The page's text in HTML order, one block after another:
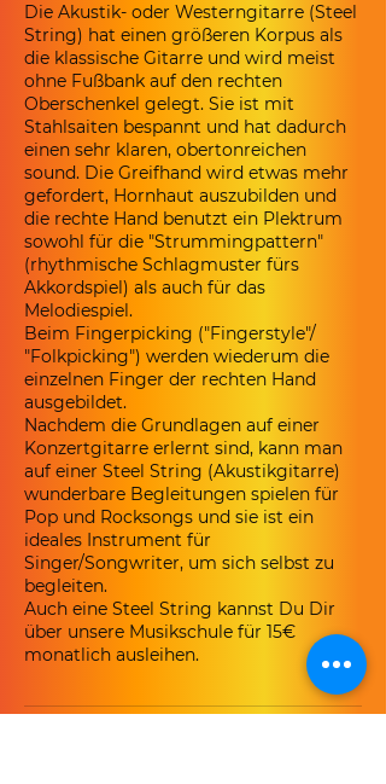
Die Akustik- oder Westerngitarre (Steel
String) hat einen größeren Korpus als
die klassische Gitarre und wird meist
ohne Fußbank auf den rechten
Oberschenkel gelegt. Sie ist mit
Stahlsaiten bespannt und hat dadurch
einen sehr klaren, obertonreichen
sound. Die Greifhand wird etwas mehr
gefordert, Hornhaut auszubilden und
die rechte Hand benutzt ein Plektrum
sowohl für die "Strummingpattern"
(rhythmische Schlagmuster fürs
Akkordspiel) als auch für das
Melodiespiel.
Beim Fingerpicking ("Fingerstyle"/
"Folkpicking") werden wiederum die
einzelnen Finger der rechten Hand
ausgebildet.
Nachdem die Grundlagen auf einer
Konzertgitarre erlernt sind, kann man
auf einer Steel String (Akustikgitarre)
wunderbare Begleitungen spielen für
Pop und Rocksongs und sie ist ein
ideales Instrument für
Singer/Songwriter, um sich selbst zu
begleiten.
Auch eine Steel String kannst Du Dir
über unsere Musikschule für 15€
monatlich ausleihen.